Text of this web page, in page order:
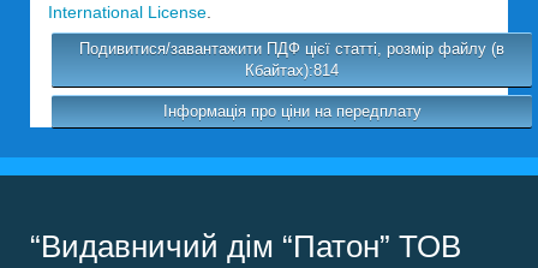
International License
Подивитися/завантажити ПДФ цієї статті, розмір файлу (в
Кбайтах):814
Інформація про ціни на передплату
“Видавничий дім “Патон” ТОВ